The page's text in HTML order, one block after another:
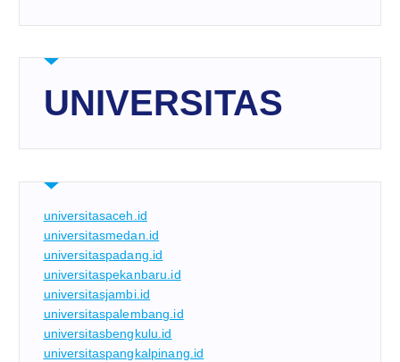
UNIVERSITAS
universitasaceh.id
universitasmedan.id
universitaspadang.id
universitaspekanbaru.id
universitasjambi.id
universitaspalembang.id
universitasbengkulu.id
universitaspangkalpinang.id